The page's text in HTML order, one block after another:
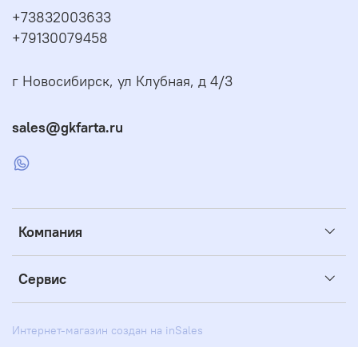
Компания
Сервис
+73832003633
+79130079458
г Новосибирск, ул Клубная, д 4/3
sales@gkfarta.ru
Интернет-магазин создан на inSales